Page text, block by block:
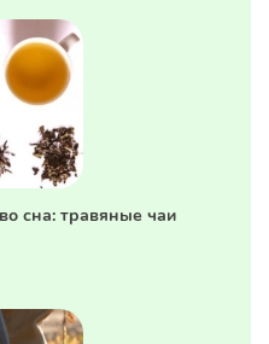
сна: травяные чаи